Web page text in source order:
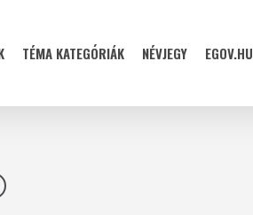
TÉMA KATEGÓRIÁK NÉVJEGY EGOV.HU